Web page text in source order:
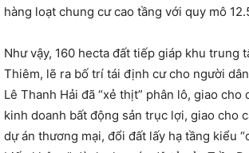
hàng loạt chung cư cao tầng với quy mô
Như vậy, 160 hecta đất tiếp giáp khu trung
Thiêm, lẽ ra bố trí tái định cư cho người
Lê Thanh Hải đã “xẻ thịt” phân lô, giao cho
kinh doanh bất động sản trục lợi, giao cho
dự án thương mại, đổi đất lấy hạ tầng kiểu